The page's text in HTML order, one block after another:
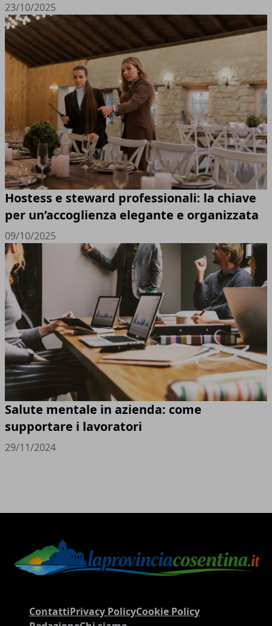
23/10/2025
Hostess e steward professionali: la chiave
per un’accoglienza elegante e organizzata
09/10/2025
Salute mentale in azienda: come
supportare i lavoratori
29/11/2024
ContattiPrivacy PolicyCookie Policy